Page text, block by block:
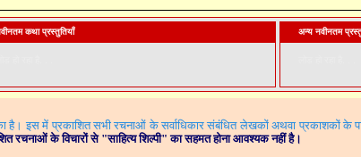
कथा प्रस्तुतियाँ अन्य नवीनतम
है। इस में प्रकाशित सभी रचनाओं के सर्वाधिकार संबंधित लेखकों अथवा प्रकाशकों
रचनाओं के विचारों से "साहित्य शिल्पी" का सहमत होना आवश्यक नहीं है।